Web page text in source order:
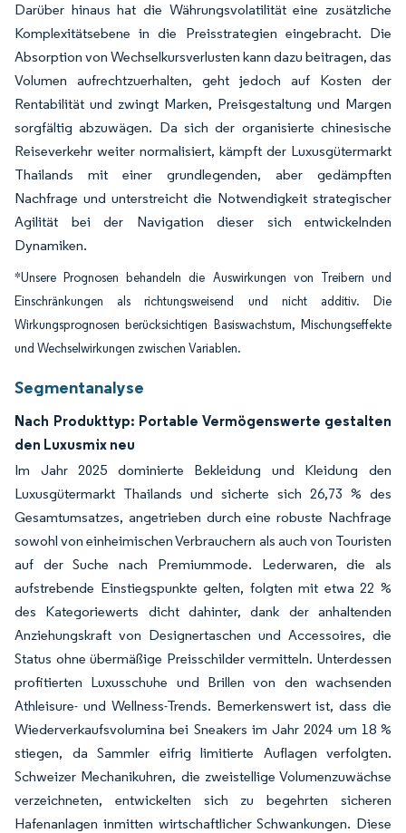
Darüber hinaus hat die Währungsvolatilität eine zusätzliche
Komplexitätsebene in die Preisstrategien eingebracht. Die
Absorption von Wechselkursverlusten kann dazu beitragen, das
Volumen aufrechtzuerhalten, geht jedoch auf Kosten der
Rentabilität und zwingt Marken, Preisgestaltung und Margen
sorgfältig abzuwägen. Da sich der organisierte chinesische
Reiseverkehr weiter normalisiert, kämpft der Luxusgütermarkt
Thailands mit einer grundlegenden, aber gedämpften
Nachfrage und unterstreicht die Notwendigkeit strategischer
Agilität bei der Navigation dieser sich entwickelnden
Dynamiken.
*Unsere Prognosen behandeln die Auswirkungen von Treibern und
Einschränkungen als richtungsweisend und nicht additiv. Die
Wirkungsprognosen berücksichtigen Basiswachstum, Mischungseffekte
und Wechselwirkungen zwischen Variablen.
Segmentanalyse
Nach Produkttyp: Portable Vermögenswerte gestalten
den Luxusmix neu
Im Jahr 2025 dominierte Bekleidung und Kleidung den
Luxusgütermarkt Thailands und sicherte sich 26,73 % des
Gesamtumsatzes, angetrieben durch eine robuste Nachfrage
sowohl von einheimischen Verbrauchern als auch von Touristen
auf der Suche nach Premiummode. Lederwaren, die als
aufstrebende Einstiegspunkte gelten, folgten mit etwa 22 %
des Kategoriewerts dicht dahinter, dank der anhaltenden
Anziehungskraft von Designertaschen und Accessoires, die
Status ohne übermäßige Preisschilder vermitteln. Unterdessen
profitierten Luxusschuhe und Brillen von den wachsenden
Athleisure- und Wellness-Trends. Bemerkenswert ist, dass die
Wiederverkaufsvolumina bei Sneakers im Jahr 2024 um 18 %
stiegen, da Sammler eifrig limitierte Auflagen verfolgten.
Schweizer Mechanikuhren, die zweistellige Volumenzuwächse
verzeichneten, entwickelten sich zu begehrten sicheren
Hafenanlagen inmitten wirtschaftlicher Schwankungen. Diese